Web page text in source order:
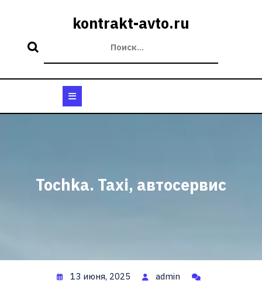
kontrakt-avto.ru
Tochka. Taxi, автосервис
13 июня, 2025
admin